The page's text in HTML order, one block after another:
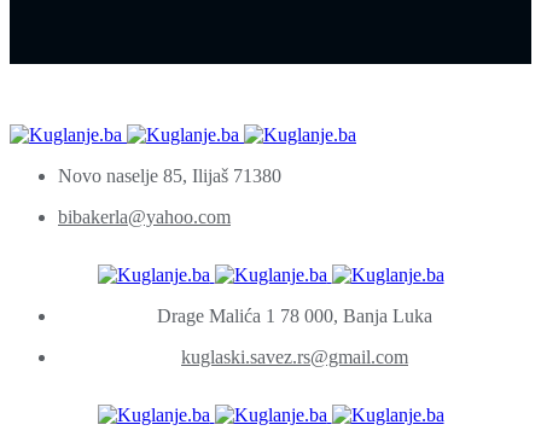
Novo naselje 85, Ilijaš 71380
bibakerla@yahoo.com
Drage Malića 1 78 000, Banja Luka
kuglaski.savez.rs@gmail.com